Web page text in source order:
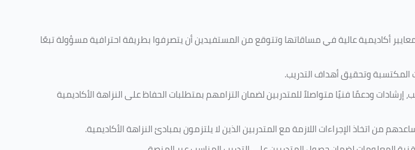
أكاديمية عالية في مساقاتها وتتوقع من المستفيدين أن يتصرفوا بطريقة احترافية مسؤولة تبعًا
المكتسبة وتحقيق أهداف التدريب.
ودعمًا فنيًا متواصلاً للمتدربين لضمان التزامهم بمتطلبات الحفاظ على النزاهة الأكاديمية
من اتخاذ الإجراءات اللازمة مع المتدربين الذين لا يلتزمون بمبادئ النزاهة الأكاديمية.